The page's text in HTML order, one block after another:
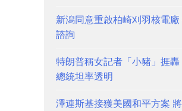
新潟同意重啟柏崎刈羽核電
諮詢
特朗普稱女記者「小豬」捱轟
總統坦率透明
澤連斯基接獲美國和平方案